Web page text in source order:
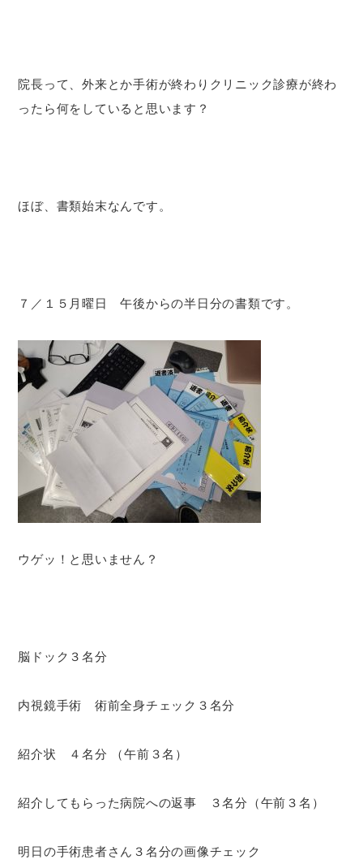
院長って、外来とか手術が終わりクリニック診療が終わ
ったら何をしていると思います？
ほぼ、書類始末なんです。
７／１５月曜日 午後からの半日分の書類です。
ウゲッ！と思いません？
脳ドック３名分
内視鏡手術 術前全身チェック３名分
紹介状 ４名分 （午前３名）
紹介してもらった病院への返事 ３名分（午前３名）
明日の手術患者さん３名分の画像チェック